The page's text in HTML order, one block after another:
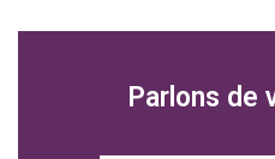
Parlons de